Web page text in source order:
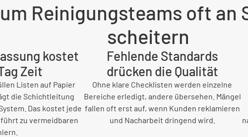
Reinigungsteams oft an
scheitern
kostet
Zeit
Listen auf Papier
die Schichtleitung
Das kostet jede
zu vermeidbaren
Fehlende Standards
drücken die Qualität
Ohne klare Checklisten werden einzelne
Bereiche erledigt, andere übersehen. Mängel
fallen oft erst auf, wenn Kunden reklamieren
und Nacharbeit dringend wird.